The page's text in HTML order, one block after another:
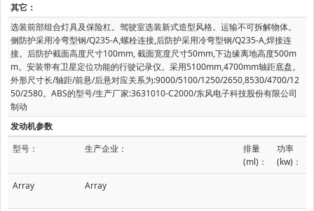
其它：
选装前部组合灯具及保险杠。驾驶室选装新式造型风格。运输不可拆解物体。
侧防护采用冷弯型钢/Q235-A,螺栓连接,后防护采用冷弯型钢/Q235-A,焊接连
接。后防护截面高度尺寸100mm, 截面宽度尺寸50mm,下边缘离地高度500m
m。安装带有卫星定位功能的行驶记录仪。采用5100mm,4700mm轴距底盘。
外形尺寸长/轴距/前悬/后悬对应关系为:9000/5100/1250/2650,8530/4700/12
50/2580。ABS的型号/生产厂家:3631010-C2000/东风电子科技股份有限公司
制动
发动机参数
型号：
生产企业：
排量
(ml)：
功率
(kw)：
Array
Array